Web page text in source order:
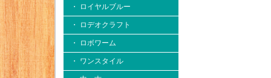
・ ロイヤルブルー
・ ロデオクラフト
・ ロボワーム
・ ワンスタイル